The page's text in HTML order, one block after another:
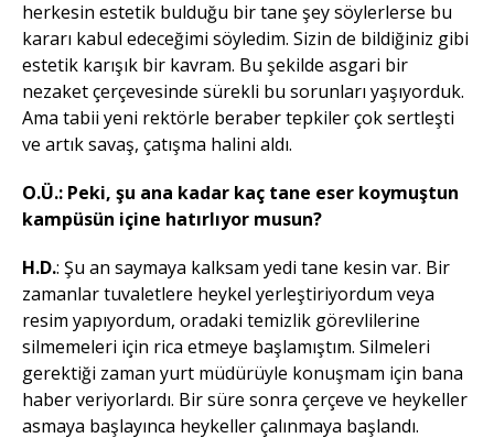
herkesin estetik bulduğu bir tane şey söylerlerse bu
kararı kabul edeceğimi söyledim. Sizin de bildiğiniz gibi
estetik karışık bir kavram. Bu şekilde asgari bir
nezaket çerçevesinde sürekli bu sorunları yaşıyorduk.
Ama tabii yeni rektörle beraber tepkiler çok sertleşti
ve artık savaş, çatışma halini aldı.
O.Ü.: Peki, şu ana kadar kaç tane eser koymuştun
kampüsün içine hatırlıyor musun?
H.D.: Şu an saymaya kalksam yedi tane kesin var. Bir
zamanlar tuvaletlere heykel yerleştiriyordum veya
resim yapıyordum, oradaki temizlik görevlilerine
silmemeleri için rica etmeye başlamıştım. Silmeleri
gerektiği zaman yurt müdürüyle konuşmam için bana
haber veriyorlardı. Bir süre sonra çerçeve ve heykeller
asmaya başlayınca heykeller çalınmaya başlandı.